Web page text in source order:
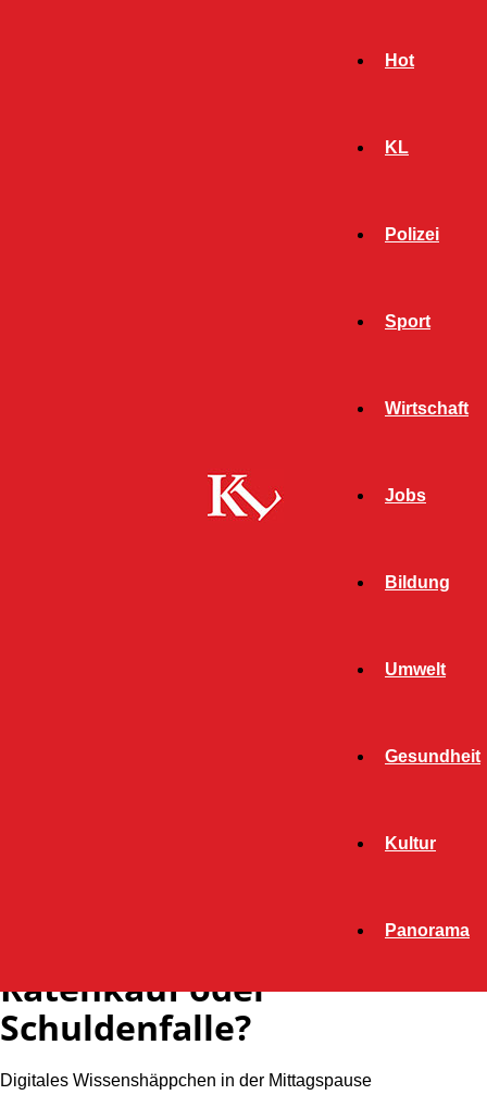
Hot
KL
Polizei
Sport
Wirtschaft
Jobs
Bildung
Umwelt
Gesundheit
Kultur
Panorama
Buy Now, Pay Later – Ratenkauf oder
Buy Now, Pay Later –
Ratenkauf oder
Schuldenfalle?
Digitales Wissenshäppchen in der Mittagspause